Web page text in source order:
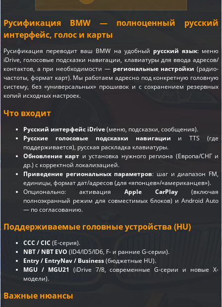
Русификация BMW — полноценный русский
интерфейс, голос и карты
Русификация переводит ваш BMW на удобный русский язык: меню
iDrive, голосовые подсказки навигации, клавиатуры для ввода адресов/
контактов, а при необходимости — региональные настройки (радио-
частоты, формат карт). Мы работаем адресно под конкретную головную
систему, без «универсальных» прошивок и с сохранением резервных
копий исходных настроек.
Что входит
Русский интерфейс iDrive(меню, подсказки, сообщения).
Русские голосовые подсказки навигации и TTS (где
поддерживается), русская раскладка клавиатуры.
Обновление карт и установка нужного региона (Европа/СНГ и
др.) с корректной локализацией.
Приведение региональных параметров: шаг и диапазон FM,
единицы, формат дат/адресов (для «японцев»/«американцев»).
Опционально: активация Apple CarPlay (включая
полноэкранный режим для совместимых блоков) и Android Auto
— по согласованию.
Поддерживаемые головные устройства (HU)
CCC / CIC (E-серия).
NBT / NBT EVO (ID4/ID5/ID6, F- и ранние G-серии).
Entry / EntryNav / Business(бюджетные HU).
MGU / MGU21 (iDrive 7/8, современные G-серии и новые X-
модели).
Важные нюансы